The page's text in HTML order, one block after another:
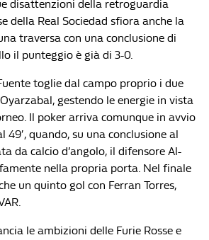
disattenzioni della retroguardia
della Real Sociedad sfiora anche la
traversa con una conclusione di
il punteggio è già di 3-0.
toglie dal campo proprio i due
gestendo le energie in vista
Il poker arriva comunque in avvio
49′, quando, su una conclusione al
da calcio d’angolo, il difensore Al-
nella propria porta. Nel finale
un quinto gol con Ferran Torres,
le ambizioni delle Furie Rosse e